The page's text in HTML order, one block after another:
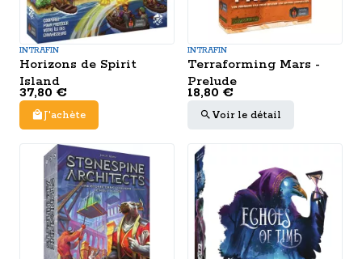
INTRAFIN
Horizons de Spirit
Island
37,80 €
J'achète
INTRAFIN
Terraforming Mars -
Prelude
18,80 €
Voir le détail